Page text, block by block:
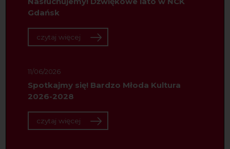
Gdańsk
czytaj więcej
11/06/2026
Spotkajmy się! Bardzo Młoda Kultura
2026-2028
czytaj więcej